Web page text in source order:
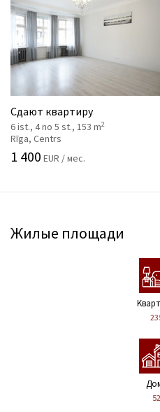
Сдают квартиру
6 ist., 4 no 5 st., 153 m2
Rīga, Centrs
1 400 EUR / мес.
Жилые площади
52